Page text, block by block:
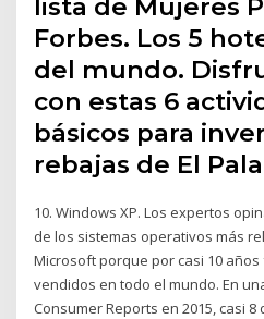
lista de Mujeres
Forbes. Los 5
del mundo.
con estas 6
básicos para
rebajas de El
10. Windows XP. Los expertos
de los sistemas operativos más
Microsoft porque por casi 10
vendidos en todo el mundo. En
Consumer Reports en 2015, casi